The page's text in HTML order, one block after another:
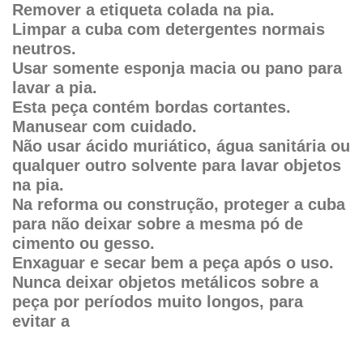
Remover a etiqueta colada na pia.
Limpar a cuba com detergentes normais
neutros.
Usar somente esponja macia ou pano para
lavar a pia.
Esta peça contém bordas cortantes.
Manusear com cuidado.
Não usar ácido muriático, água sanitária ou
qualquer outro solvente para lavar objetos
na pia.
Na reforma ou construção, proteger a cuba
para não deixar sobre a mesma pó de
cimento ou gesso.
Enxaguar e secar bem a peça após o uso.
Nunca deixar objetos metálicos sobre a
peça por períodos muito longos, para
evitar a